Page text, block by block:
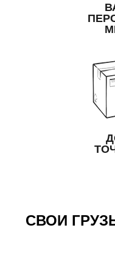
СВОИ